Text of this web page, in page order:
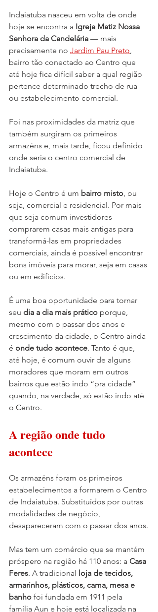
Indaiatuba nasceu em volta de onde
hoje se encontra a Igreja Matiz Nossa
Senhora da Candelária — mais
precisamente no Jardim Pau Preto,
bairro tão conectado ao Centro que
até hoje fica difícil saber a qual região
pertence determinado trecho de rua
ou estabelecimento comercial.
Foi nas proximidades da matriz que
também surgiram os primeiros
armazéns e, mais tarde, ficou definido
onde seria o centro comercial de
Indaiatuba.
Hoje o Centro é um bairro misto, ou
seja, comercial e residencial. Por mais
que seja comum investidores
comprarem casas mais antigas para
transformá-las em propriedades
comerciais, ainda é possível encontrar
bons imóveis para morar, seja em casas
ou em edifícios.
É uma boa oportunidade para tornar
seu dia a dia mais prático porque,
mesmo com o passar dos anos e
crescimento da cidade, o Centro ainda
é onde tudo acontece. Tanto é que,
até hoje, é comum ouvir de alguns
moradores que moram em outros
bairros que estão indo “pra cidade”
quando, na verdade, só estão indo até
o Centro.
A região onde tudo
acontece
Os armazéns foram os primeiros
estabelecimentos a formarem o Centro
de Indaiatuba. Substituídos por outras
modalidades de negócio,
desapareceram com o passar dos anos.
Mas tem um comércio que se mantém
próspero na região há 110 anos: a Casa
Feres. A tradicional loja de tecidos,
armarinhos, plásticos, cama, mesa e
banho foi fundada em 1911 pela
família Aun e hoje está localizada na